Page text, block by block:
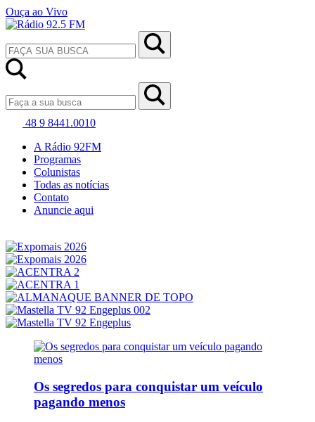
Ouça ao Vivo
48 9 8441.0010
A Rádio 92FM
Programas
Colunistas
Todas as notícias
Contato
Anuncie aqui
Os segredos para conquistar um veículo
pagando menos